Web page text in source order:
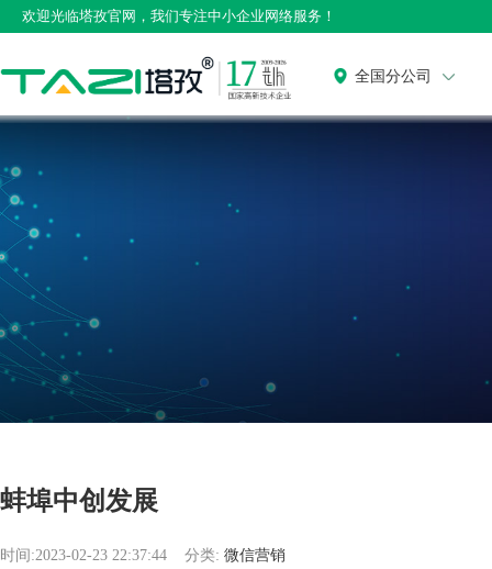
欢迎光临塔孜官网，我们专注中小企业网络服务！
全国分公司
蚌埠中创发展
时间:2023-02-23 22:37:44 分类: 微信营销